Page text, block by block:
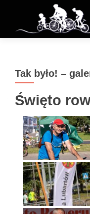
Tak było! –
Święto